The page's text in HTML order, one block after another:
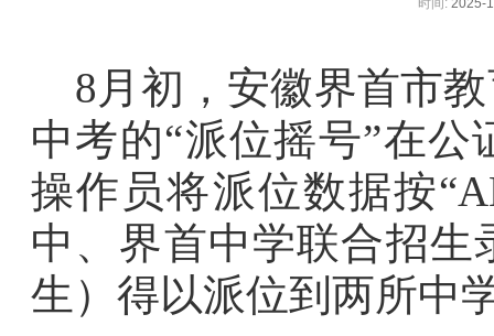
时间: 2025-
8月初，安徽界首市
中考的“派位摇号”在
操作员将派位数据按
中、界首中学联合招生
生）得以派位到两所中